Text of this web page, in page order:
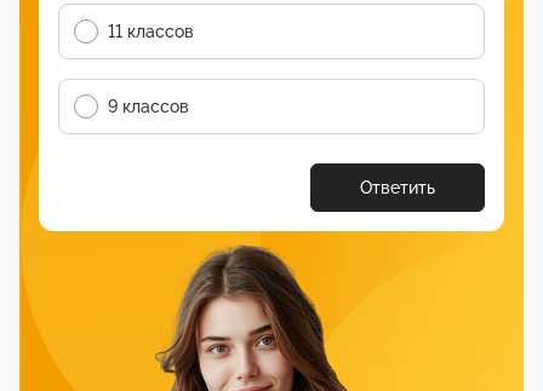
11 классов
9 классов
Ответить